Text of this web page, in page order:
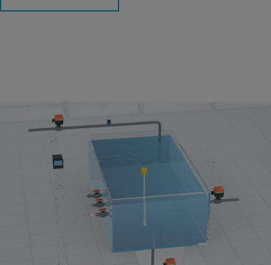
Tratamiento de Superficies
Descubra soluciones sostenibles y precisas para optimizar su
planta de tratamiento de superficies con GF Piping Systems.